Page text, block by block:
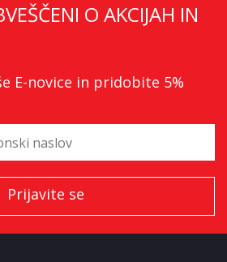
O AKCIJAH IN
E-novice in pridobite 5%